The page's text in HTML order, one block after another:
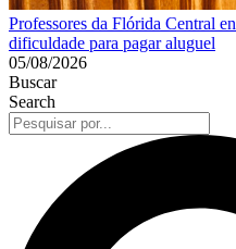
Professores da Flórida Central
dificuldade para pagar aluguel
05/08/2026
Buscar
Search